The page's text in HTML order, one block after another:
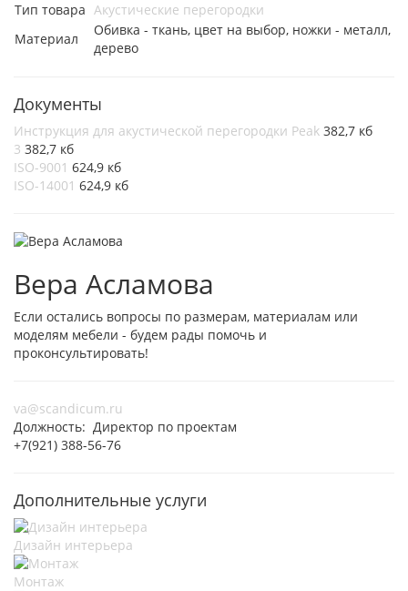
Тип товара Акустические перегородки
Материал
Обивка - ткань, цвет на выбор, ножки - металл,
дерево
Документы
Инструкция для акустической перегородки Peak 382,7 кб
3 382,7 кб
ISO-9001 624,9 кб
ISO-14001 624,9 кб
Вера Асламова
Если остались вопросы по размерам, материалам или
моделям мебели - будем рады помочь и
проконсультировать!
va@scandicum.ru
Должность: Директор по проектам
+7(921) 388-56-76
Дополнительные услуги
Дизайн интерьера
Монтаж